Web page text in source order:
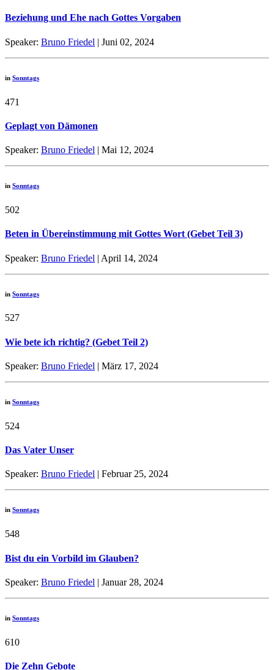
Beziehung und Ehe nach Gottes Vorgaben
Speaker: Bruno Friedel | Juni 02, 2024
in Sonntags
471
Geplagt von Dämonen
Speaker: Bruno Friedel | Mai 12, 2024
in Sonntags
502
Beten in Übereinstimmung mit Gottes Wort (Gebet Teil 3)
Speaker: Bruno Friedel | April 14, 2024
in Sonntags
527
Wie bete ich richtig? (Gebet Teil 2)
Speaker: Bruno Friedel | März 17, 2024
in Sonntags
524
Das Vater Unser
Speaker: Bruno Friedel | Februar 25, 2024
in Sonntags
548
Bist du ein Vorbild im Glauben?
Speaker: Bruno Friedel | Januar 28, 2024
in Sonntags
610
Die Zehn Gebote